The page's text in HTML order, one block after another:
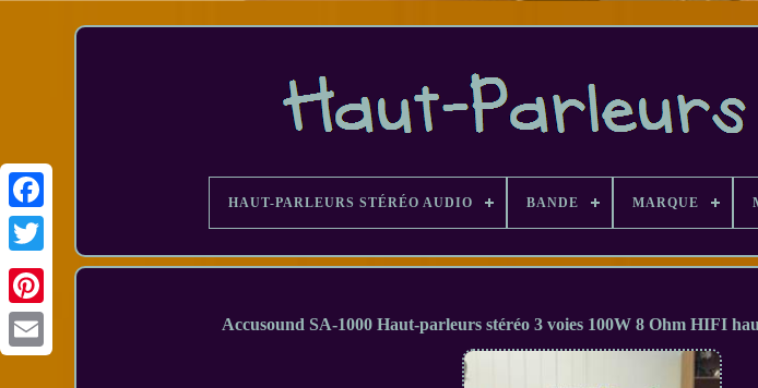
Facebook
HAUT-PARLEURS STÉRÉO AUDIO BANDE MARQUE
Accusound SA-1000 Haut-parleurs stéréo 3 voies 100W 8 Ohm HIFI